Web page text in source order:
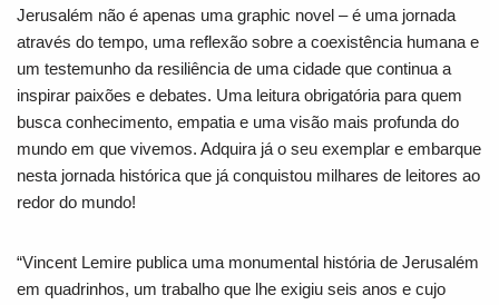
Jerusalém não é apenas uma graphic novel – é uma jornada
através do tempo, uma reflexão sobre a coexistência humana e
um testemunho da resiliência de uma cidade que continua a
inspirar paixões e debates. Uma leitura obrigatória para quem
busca conhecimento, empatia e uma visão mais profunda do
mundo em que vivemos. Adquira já o seu exemplar e embarque
nesta jornada histórica que já conquistou milhares de leitores ao
redor do mundo!
“Vincent Lemire publica uma monumental história de Jerusalém
em quadrinhos, um trabalho que lhe exigiu seis anos e cujo